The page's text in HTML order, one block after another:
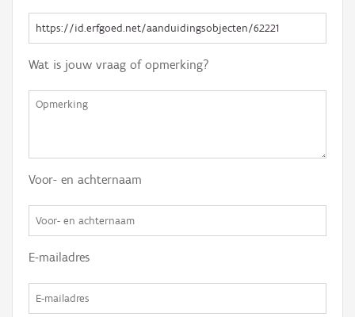
Wat is jouw vraag of opmerking?
Voor- en achternaam
E-mailadres